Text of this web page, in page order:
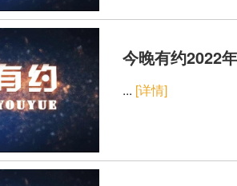
今晚有约2022
... [详情]